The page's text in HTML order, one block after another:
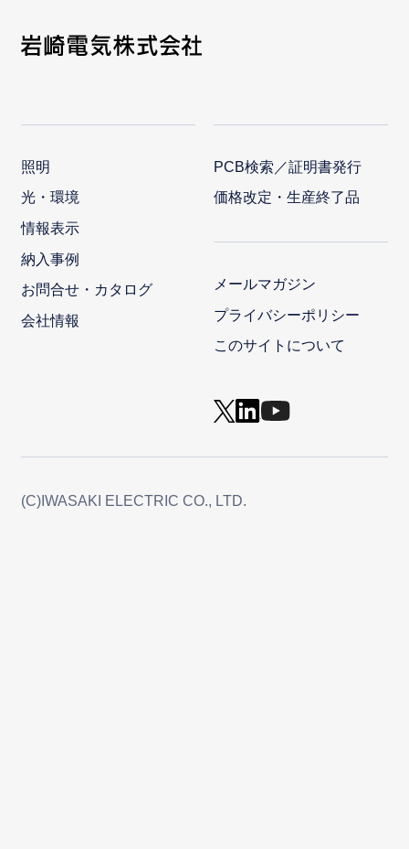
照明
光・環境
情報表示
納入事例
お問合せ・カタログ
会社情報
PCB検索／証明書発行
価格改定・生産終了品
メールマガジン
プライバシーポリシー
このサイトについて
(C)IWASAKI ELECTRIC CO., LTD.